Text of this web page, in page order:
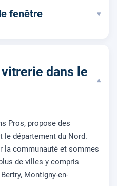
fenêtre ▾
dans le
▾
Pros, propose des
le département du Nord.
la communauté et sommes
de villes y compris
Montigny-en-